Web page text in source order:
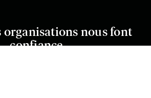
organisations nous font
confiance